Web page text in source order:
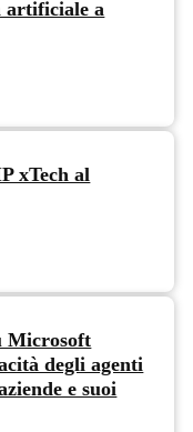
artificiale a
xTech al
Microsoft
degli agenti
e suoi